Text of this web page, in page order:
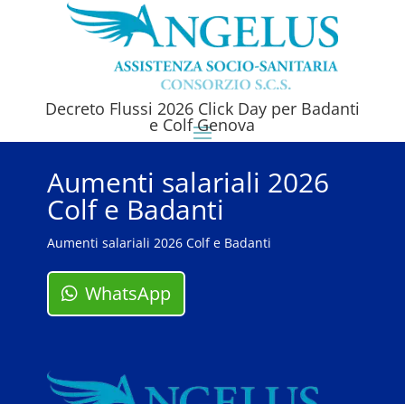
Decreto Flussi 2026 Click Day per Badanti
e Colf Genova
Aumenti salariali 2026
Colf e Badanti
Aumenti salariali 2026 Colf e Badanti
WhatsApp